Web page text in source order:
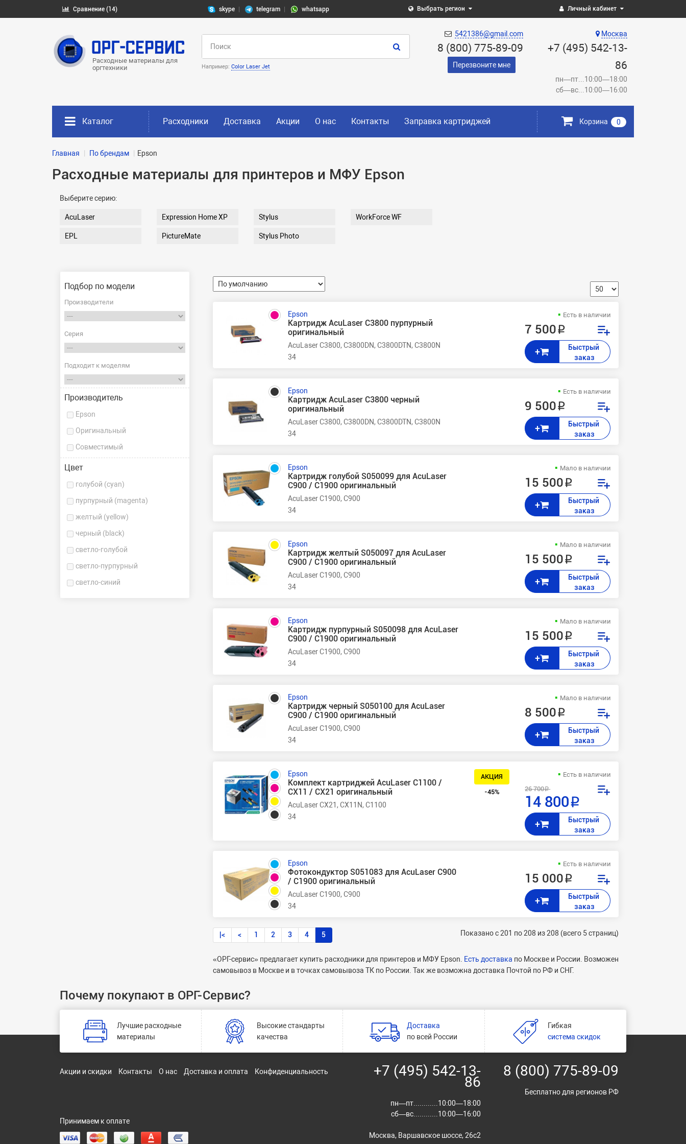
Сравнение (14) skype telegram whatsapp Выбрать регион Личный кабинет
Расходные материалы для
оргтехники
Например: Color Laser Jet
Москва
+7 (495) 542-13-
86
пн—пт...10:00—18:00
сб—вс...10:00—16:00
5421386@gmail.com
8 (800) 775-89-09
Перезвоните мне
Каталог Расходники Доставка Акции О нас Контакты Заправка картриджей Корзина 0
Главная По брендам Epson
Расходные материалы для принтеров и МФУ Epson
Выберите серию:
AcuLaser
EPL
Expression Home XP
PictureMate
Stylus
Stylus Photo
WorkForce WF
Подбор по модели
Производители
Серия
Подходит к моделям
Производитель
Epson
Оригинальный
Совместимый
Цвет
голубой (cyan)
пурпурный (magenta)
желтый (yellow)
черный (black)
светло-голубой
светло-пурпурный
светло-синий
Epson
Картридж AcuLaser C3800 пурпурный
оригинальный
AcuLaser C3800, C3800DN, C3800DTN, C3800N
34
Есть в наличии
7 500 ₽
+
Быстрый
заказ
Epson
Картридж AcuLaser C3800 черный
оригинальный
AcuLaser C3800, C3800DN, C3800DTN, C3800N
34
Есть в наличии
9 500 ₽
+
Быстрый
заказ
Epson
Картридж голубой S050099 для AcuLaser
C900 / C1900 оригинальный
AcuLaser C1900, C900
34
Мало в наличии
15 500 ₽
+
Быстрый
заказ
Epson
Картридж желтый S050097 для AcuLaser
C900 / C1900 оригинальный
AcuLaser C1900, C900
34
Мало в наличии
15 500 ₽
+
Быстрый
заказ
Epson
Картридж пурпурный S050098 для AcuLaser
C900 / C1900 оригинальный
AcuLaser C1900, C900
34
Мало в наличии
15 500 ₽
+
Быстрый
заказ
Epson
Картридж черный S050100 для AcuLaser
C900 / C1900 оригинальный
AcuLaser C1900, C900
34
Мало в наличии
8 500 ₽
+
Быстрый
заказ
Epson
Комплект картриджей AcuLaser C1100 /
CX11 / CX21 оригинальный
AcuLaser CX21, CX11N, C1100
34
АКЦИЯ
-45%
Есть в наличии
26 700 ₽
14 800 ₽
+
Быстрый
заказ
Epson
Фотокондуктор S051083 для AcuLaser C900
/ C1900 оригинальный
AcuLaser C1900, C900
34
Есть в наличии
15 000 ₽
+
Быстрый
заказ
|< < 1 2 3 4 5 Показано с 201 по 208 из 208 (всего 5 страниц)
«ОРГ-сервис» предлагает купить расходники для принтеров и МФУ Epson. Есть доставка по Москве и России. Возможен
самовывоз в Москве и в точках самовывоза ТК по России. Так же возможна доставка Почтой по РФ и СНГ.
Почему покупают в ОРГ-Сервис?
Лучшие расходные
материалы
Высокие стандарты
качества
Доставка
по всей России
Гибкая
система скидок
Акции и скидки Контакты О нас Доставка и оплата Конфиденциальность +7 (495) 542-13-
86
пн—пт............10:00—18:00
сб—вс............10:00—16:00
Москва, Варшавское шоссе, 26с2
8 (800) 775-89-09
Бесплатно для регионов РФ
Принимаем к оплате